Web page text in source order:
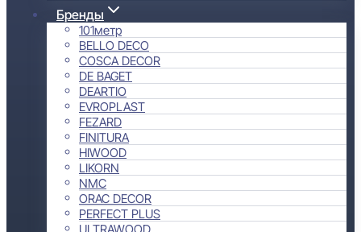
Бренды
101метр
BELLO DECO
COSCA DECOR
DE BAGET
DEARTIO
EVROPLAST
FEZARD
FINITURA
HIWOOD
LIKORN
NMC
ORAC DECOR
PERFECT PLUS
ULTRAWOOD